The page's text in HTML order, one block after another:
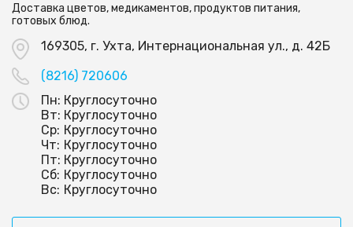
Доставка цветов, медикаментов, продуктов питания,
готовых блюд.
169305, г. Ухта, Интернациональная ул., д. 42Б
(8216) 720606
Пн: Круглосуточно
Вт: Круглосуточно
Ср: Круглосуточно
Чт: Круглосуточно
Пт: Круглосуточно
Сб: Круглосуточно
Вс: Круглосуточно